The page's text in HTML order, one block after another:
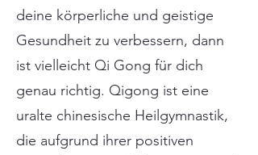
deine körperliche und geistige
Gesundheit zu verbessern, dann
ist vielleicht Qi Gong für dich
genau richtig. Qigong ist eine
uralte chinesische Heilgymnastik,
die aufgrund ihrer positiven